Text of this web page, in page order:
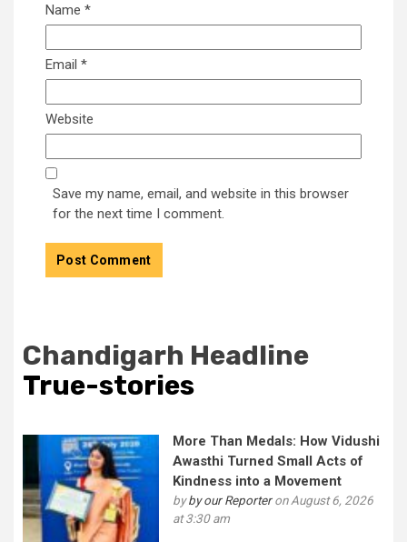
Name *
Email *
Website
Save my name, email, and website in this browser
for the next time I comment.
Chandigarh Headline
True-stories
More Than Medals: How Vidushi
Awasthi Turned Small Acts of
Kindness into a Movement
byby our Reporteron August 6, 2026
at 3:30 am